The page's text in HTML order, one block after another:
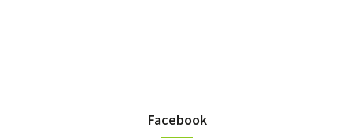
Facebook